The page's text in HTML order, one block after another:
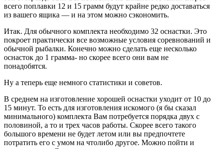
всего поплавки 12 и 15 грамм будут крайне редко доставаться
из вашего ящика — и на этом можно сэкономить.
Итак. Для обычного комплекта необходимо 32 оснастки. Это
покроет практически все возможные условия соревнований и
обычной рыбалки. Конечно можно сделать еще несколько
оснасток до 1 грамма- но скорее всего они вам не
понадобятся.
Ну а теперь еще немного статистики и советов.
В среднем на изготовление хорошей оснастки уходит от 10 до
15 минут. То есть для изготовления искомого (я бы сказал
минимального) комплекта Вам потребуется порядка двух с
половиной, а то и трех часов работы. Скорее всего такого
большого времени не будет летом или вы предпочтете
потратить его с умом на чтолибо другое. Можно пойти и